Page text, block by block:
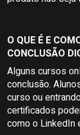
O QUE É E
CONCLUSÃO
Alguns cursos
conclusão.
curso ou
certificados
como o LinkedIn